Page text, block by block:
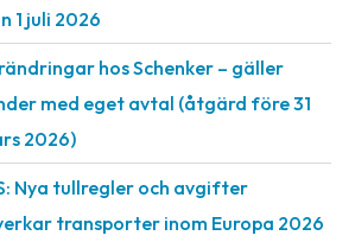
1 juli 2026
hos Schenker – gäller
med eget avtal (åtgärd före 31
2026)
Nya tullregler och avgifter
transporter inom Europa 2026